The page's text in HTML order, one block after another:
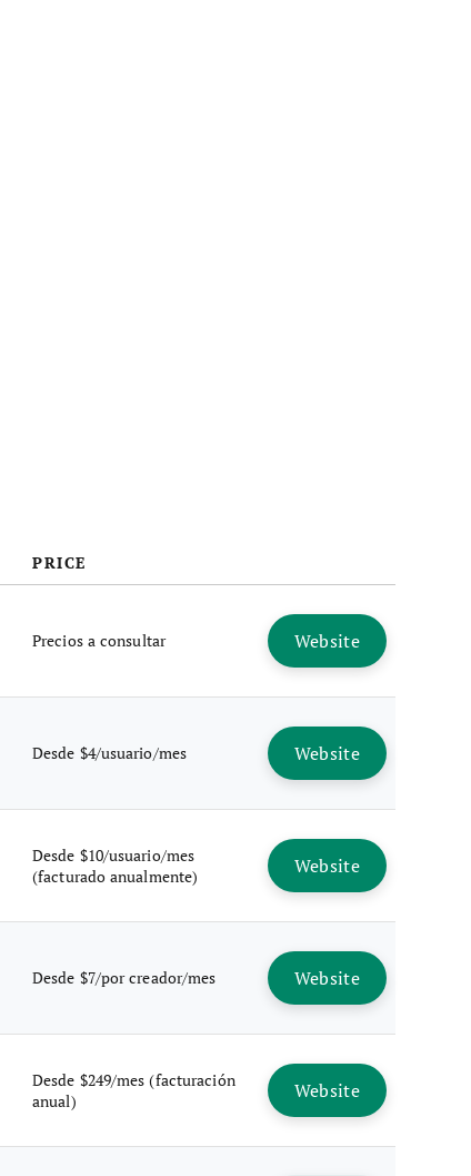
PRICE
Precios a consultar Website
Desde $4/usuario/mes Website
Desde $10/usuario/mes
(facturado anualmente)
Website
Desde $7/por creador/mes Website
Desde $249/mes (facturación
anual)
Website